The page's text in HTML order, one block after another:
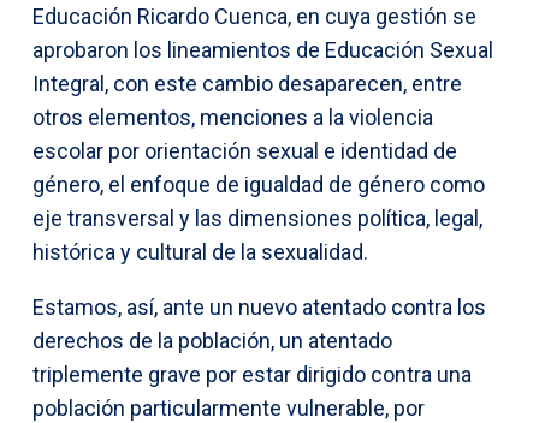
Educación Ricardo Cuenca, en cuya gestión se
aprobaron los lineamientos de Educación Sexual
Integral, con este cambio desaparecen, entre
otros elementos, menciones a la violencia
escolar por orientación sexual e identidad de
género, el enfoque de igualdad de género como
eje transversal y las dimensiones política, legal,
histórica y cultural de la sexualidad.
Estamos, así, ante un nuevo atentado contra los
derechos de la población, un atentado
triplemente grave por estar dirigido contra una
población particularmente vulnerable, por